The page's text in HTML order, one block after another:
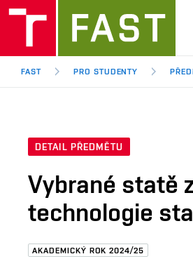
FAST PRO STUDENTY
DETAIL PŘEDMĚTU
Vybrané statě
technologie
AKADEMICKÝ ROK 2024/25